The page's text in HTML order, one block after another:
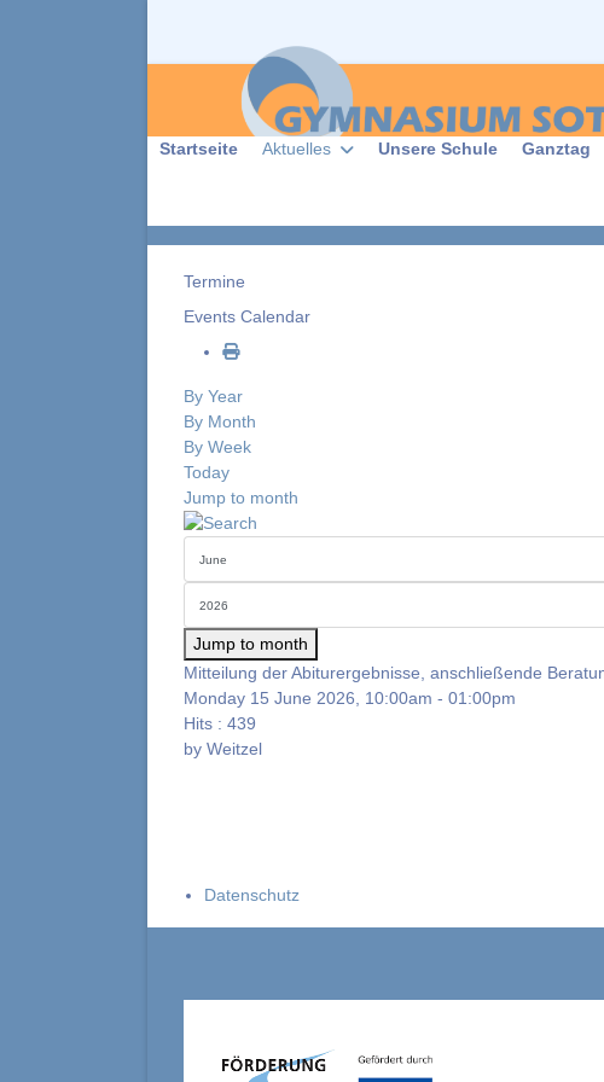
Startseite Aktuelles Unsere Schule Ganztag
Termine
Events Calendar
By Year
By Month
By Week
Today
Jump to month
Jump to month
Mitteilung der Abiturergebnisse, anschließende
Monday 15 June 2026, 10:00am - 01:00pm
Hits : 439
by Weitzel
Datenschutz